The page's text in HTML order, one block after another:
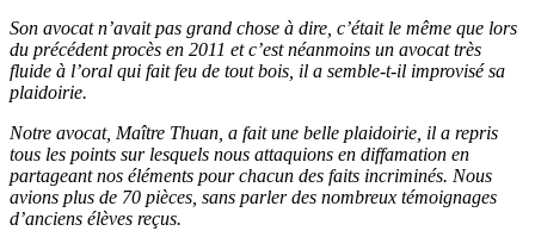
Son avocat n’avait pas grand chose à dire, c’était le même que lors
du précédent procès en 2011 et c’est néanmoins un avocat très
fluide à l’oral qui fait feu de tout bois, il a semble-t-il improvisé sa
plaidoirie.
Notre avocat, Maître Thuan, a fait une belle plaidoirie, il a repris
tous les points sur lesquels nous attaquions en diffamation en
partageant nos éléments pour chacun des faits incriminés. Nous
avions plus de 70 pièces, sans parler des nombreux témoignages
d’anciens élèves reçus.